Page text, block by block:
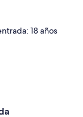
18 años